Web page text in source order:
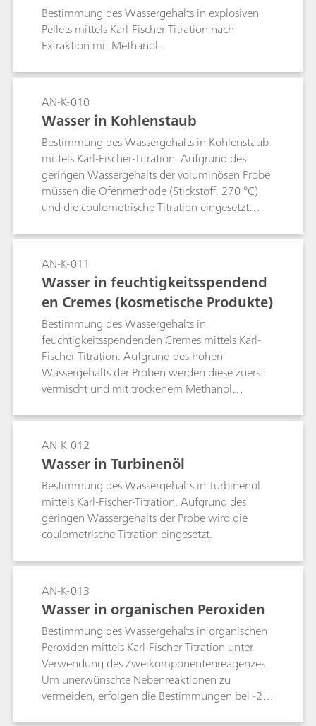
Bestimmung des Wassergehalts in explosiven
Pellets mittels Karl-Fischer-Titration nach
Extraktion mit Methanol.
AN-K-010
Wasser in Kohlenstaub
Bestimmung des Wassergehalts in Kohlenstaub
mittels Karl-Fischer-Titration. Aufgrund des
geringen Wassergehalts der voluminösen Probe
müssen die Ofenmethode (Stickstoff, 270 °C)
und die coulometrische Titration eingesetzt
AN-K-011
Wasser in feuchtigkeitsspendend
en Cremes (kosmetische Produkte)
Bestimmung des Wassergehalts in
feuchtigkeitsspendenden Cremes mittels Karl-
Fischer-Titration. Aufgrund des hohen
Wassergehalts der Proben werden diese zuerst
vermischt und mit trockenem Methanol
AN-K-012
Wasser in Turbinenöl
Bestimmung des Wassergehalts in Turbinenöl
mittels Karl-Fischer-Titration. Aufgrund des
geringen Wassergehalts der Probe wird die
coulometrische Titration eingesetzt.
AN-K-013
Wasser in organischen Peroxiden
Bestimmung des Wassergehalts in organischen
Peroxiden mittels Karl-Fischer-Titration unter
Verwendung des Zweikomponentenreagenzes.
Um unerwünschte Nebenreaktionen zu
vermeiden, erfolgen die Bestimmungen bei -20